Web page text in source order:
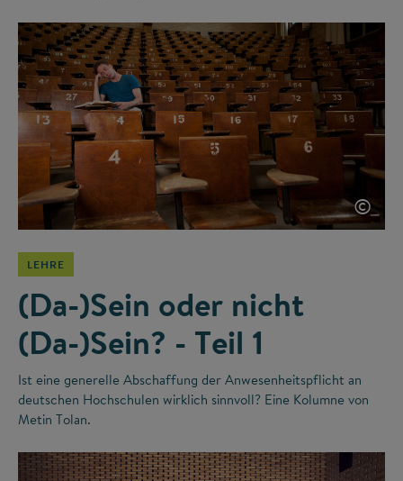
©
LEHRE
(Da-)Sein oder nicht
(Da-)Sein? - Teil 1
Ist eine generelle Abschaffung der Anwesenheitspflicht an
deutschen Hochschulen wirklich sinnvoll? Eine Kolumne von
Metin Tolan.